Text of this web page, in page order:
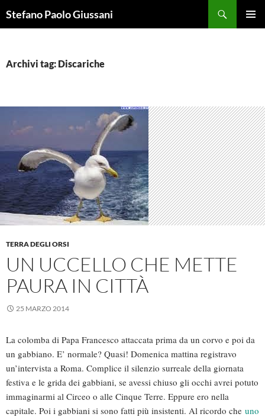
alStefano Paolo Giussani
Archivi tag: Discariche
TERRA DEGLI ORSI
UN UCCELLO CHE METTE
PAURA IN CITTÀ
25 MARZO 2014
La colomba di Papa Francesco attaccata prima da un corvo e poi da
un gabbiano. E’ normale? Quasi! Domenica mattina registravo
un’intervista a Roma. Complice il silenzio surreale della giornata
festiva e le grida dei gabbiani, se avessi chiuso gli occhi avrei potuto
immaginarmi al Circeo o alle Cinque Terre. Eppure ero nella
capitale. Poi i gabbiani si sono fatti più insistenti. Al ricordo che uno